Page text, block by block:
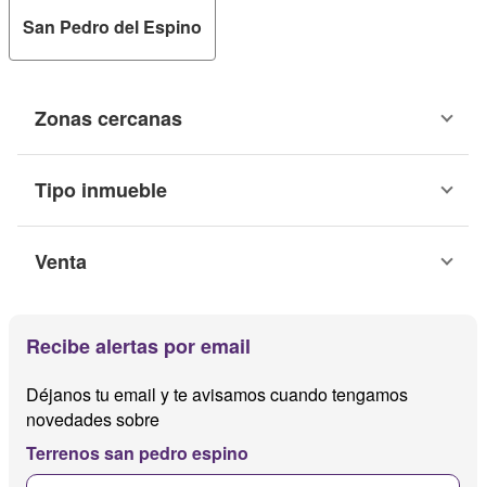
San Pedro del Espino
Zonas cercanas
Tipo inmueble
Venta
Recibe alertas por email
Déjanos tu email y te avisamos cuando tengamos
novedades sobre
Terrenos san pedro espino